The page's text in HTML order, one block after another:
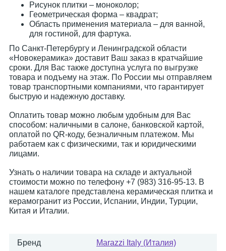
Рисунок плитки – моноколор;
Геометрическая форма – квадрат;
Область применения материала – для ванной,
для гостиной, для фартука.
По Санкт-Петербургу и Ленинградской области
«Новокерамика» доставит Ваш заказ в кратчайшие
сроки. Для Вас также доступна услуга по выгрузке
товара и подъему на этаж. По России мы отправляем
товар транспортными компаниями, что гарантирует
быструю и надежную доставку.
Оплатить товар можно любым удобным для Вас
способом: наличными в салоне, банковской картой,
оплатой по QR-коду, безналичным платежом. Мы
работаем как с физическими, так и юридическими
лицами.
Узнать о наличии товара на складе и актуальной
стоимости можно по телефону +7 (983) 316-95-13. В
нашем каталоге представлена керамическая плитка и
керамогранит из России, Испании, Индии, Турции,
Китая и Италии.
Бренд Marazzi Italy (Италия)